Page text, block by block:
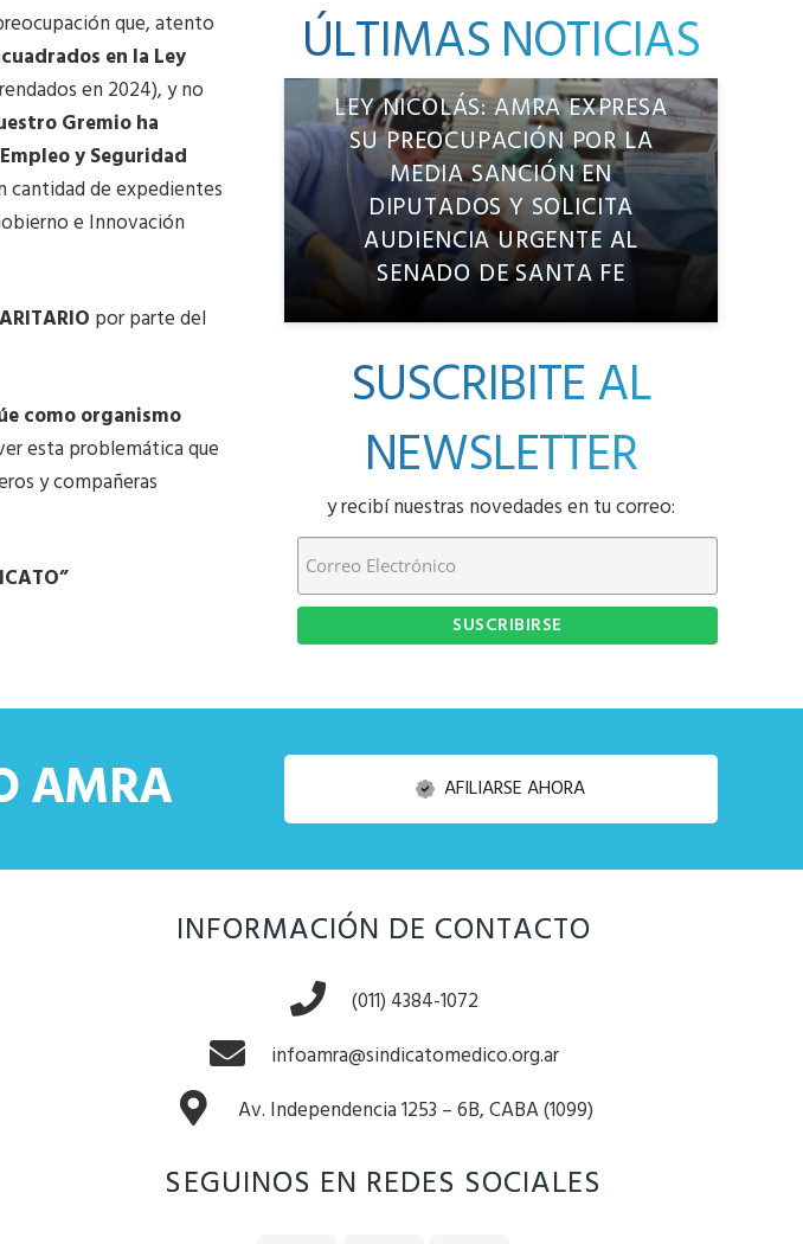
que, atento
en la Ley
en 2024), y no
Gremio ha
y Seguridad
cantidad de expedientes
e Innovación
por parte del
como organismo
esta problemática que
y compañeras
ÚLTIMAS NOTICIAS
LEY NICOLÁS: AMRA EXPRESA
SU PREOCUPACIÓN POR LA
MEDIA SANCIÓN EN
DIPUTADOS Y SOLICITA
AUDIENCIA URGENTE AL
SENADO DE SANTA FE
SUSCRIBITE AL
NEWSLETTER
y recibí nuestras novedades en tu correo:
AMRA AFILIARSE AHORA
INFORMACIÓN DE CONTACTO
(011) 4384-1072
infoamra@sindicatomedico.org.ar
Av. Independencia 1253 – 6B, CABA (1099)
SEGUINOS EN REDES SOCIALES